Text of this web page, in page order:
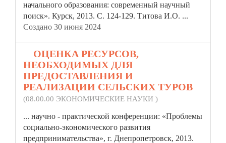
начального образования: современный научный
поиск». Курск, 2013. С. 124-129. Титова И.О. ...
Создано 30 июня 2024
ОЦЕНКА РЕСУРСОВ,
НЕОБХОДИМЫХ ДЛЯ
ПРЕДОСТАВЛЕНИЯ И
РЕАЛИЗАЦИИ СЕЛЬСКИХ ТУРОВ
(08.00.00 ЭКОНОМИЧЕСКИЕ НАУКИ )
... научно - практической конференции: «Проблемы
социально-экономического развития
предпринимательства», г. Днепропетровск, 2013.